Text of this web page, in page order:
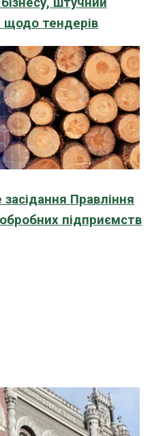
щодо тендерів
Правління
підприємств